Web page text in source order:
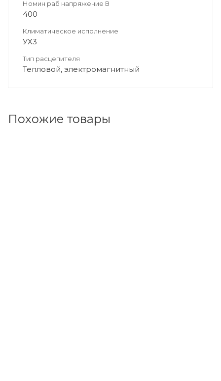
Номин раб напряжение В
400
Климатическое исполнение
УХ3
Тип расцепителя
Тепловой, электромагнитный
Похожие товары